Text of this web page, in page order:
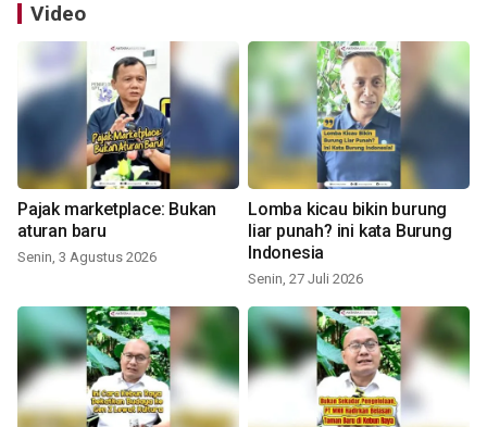
Video
Pajak marketplace: Bukan
aturan baru
Senin, 3 Agustus 2026
Lomba kicau bikin burung
liar punah? ini kata Burung
Indonesia
Senin, 27 Juli 2026